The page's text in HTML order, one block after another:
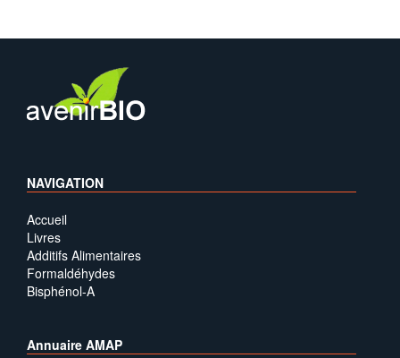
NAVIGATION
Accueil
Livres
Additifs Alimentaires
Formaldéhydes
Bisphénol-A
Annuaire AMAP